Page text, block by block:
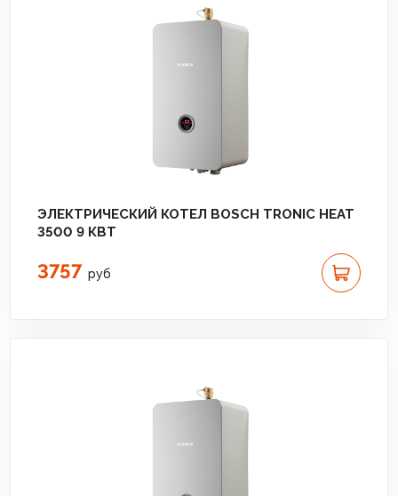
ЭЛЕКТРИЧЕСКИЙ КОТЕЛ BOSCH TRONIC HEAT
3500 9 КВТ
3757 руб